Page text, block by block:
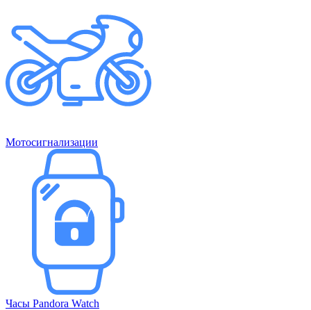
Мотосигнализации
Часы Pandora Watch